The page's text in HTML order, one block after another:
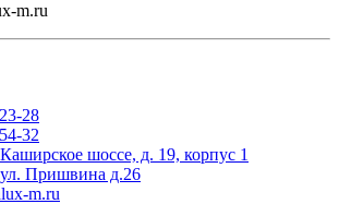
m.ru
28
32
шоссе, д. 19, корпус 1
Пришвина д.26
m.ru